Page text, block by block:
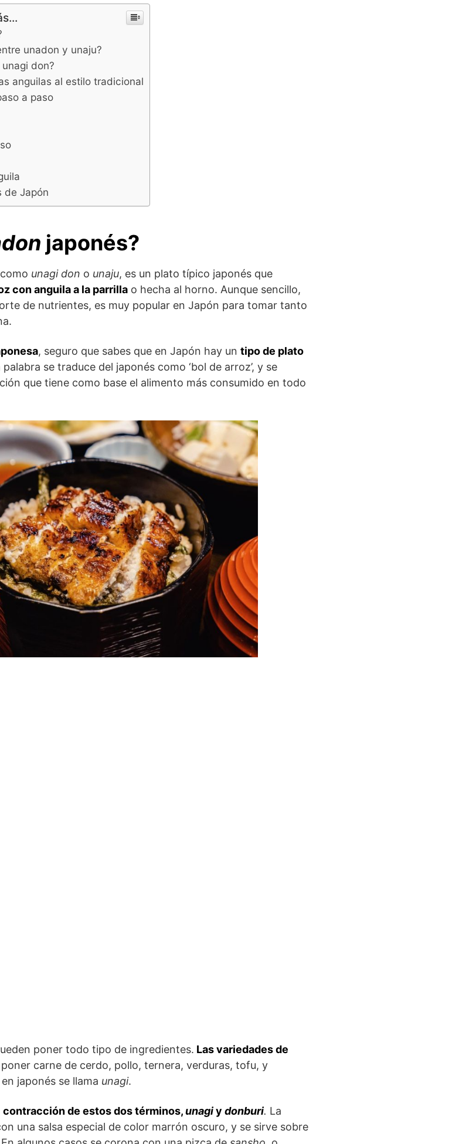
unadon y unaju?
don?
anguilas al estilo tradicional
a paso
de Japón
japonés?
unagi don o unaju, es un plato típico japonés que
con anguila a la parrilla o hecha al horno. Aunque sencillo,
de nutrientes, es muy popular en Japón para tomar tanto
, seguro que sabes que en Japón hay un tipo de plato
palabra se traduce del japonés como ‘bol de arroz’, y se
que tiene como base el alimento más consumido en todo
poner todo tipo de ingredientes. Las variedades de
poner carne de cerdo, pollo, ternera, verduras, tofu, y
japonés se llama unagi.
contracción de estos dos términos,unagiy donburi. La
una salsa especial de color marrón oscuro, y se sirve sobre